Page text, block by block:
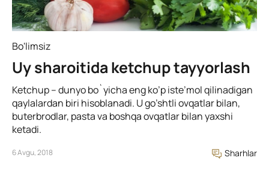
Bo'limsiz
Uy sharoitida ketchup tayyorlash
Ketchup – dunyo bo`yicha eng ko’p iste’mol qilinadigan
qaylalardan biri hisoblanadi. U go’shtli ovqatlar bilan,
buterbrodlar, pasta va boshqa ovqatlar bilan yaxshi
ketadi.
6 Avgu, 2018 Sharhlar